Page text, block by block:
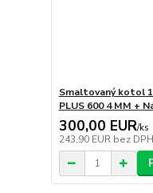
Smaltovaný kotol
PLUS 600 4 MM +
300,00 EUR/ks
243,90 EUR bez DPH